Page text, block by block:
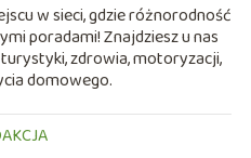
w sieci, gdzie różnorodność
poradami! Znajdziesz u nas
zdrowia, motoryzacji,
domowego.